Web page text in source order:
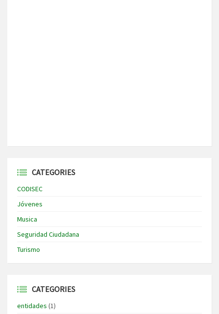
CATEGORIES
CODISEC
Jóvenes
Musica
Seguridad Ciudadana
Turismo
CATEGORIES
entidades (1)